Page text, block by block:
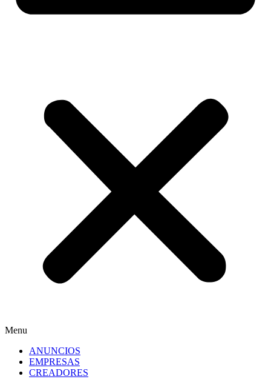
Menu
ANUNCIOS
EMPRESAS
CREADORES